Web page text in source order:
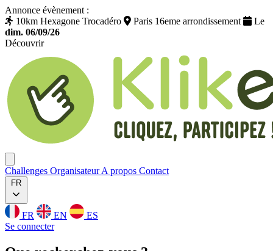
Annonce évènement :
10km Hexagone Trocadéro
Paris 16eme arrondissement
Le
dim. 06/09/26
Découvrir
Challenges OrganisateurA propos Contact
FR
FR EN
ES
Se connecter